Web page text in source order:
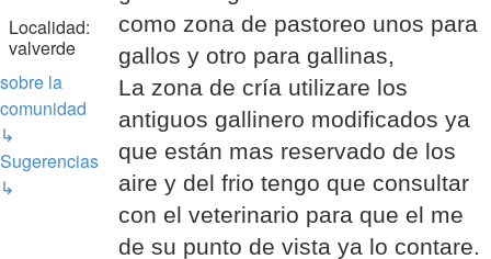
como zona de pastoreo unos para
gallos y otro para gallinas,
La zona de cría utilizare los
antiguos gallinero modificados ya
que están mas reservado de los
aire y del frio tengo que consultar
con el veterinario para que el me
de su punto de vista ya lo contare.
Localidad:
valverde
sobre la
comunidad
↳
Sugerencias
↳